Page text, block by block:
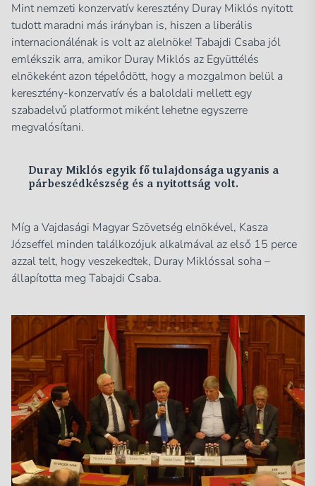
Mint nemzeti konzervatív keresztény Duray Miklós nyitott
tudott maradni más irányban is, hiszen a liberális
internacionálénak is volt az alelnöke! Tabajdi Csaba jól
emlékszik arra, amikor Duray Miklós az Együttélés
elnökeként azon tépelődött, hogy a mozgalmon belül a
keresztény-konzervatív és a baloldali mellett egy
szabadelvű platformot miként lehetne egyszerre
megvalósítani.
Duray Miklós egyik fő tulajdonsága ugyanis a
párbeszédkészség és a nyitottság volt.
Míg a Vajdasági Magyar Szövetség elnökével, Kasza
Józseffel minden találkozójuk alkalmával az első 15 perce
azzal telt, hogy veszekedtek, Duray Miklóssal soha –
állapította meg Tabajdi Csaba.